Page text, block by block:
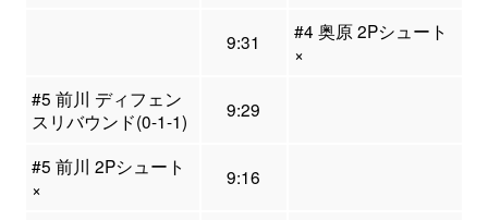
9:31
#4 奥原 2Pシュート
×
#5 前川 ディフェン
スリバウンド(0-1-1)
9:29
#5 前川 2Pシュート
×
9:16